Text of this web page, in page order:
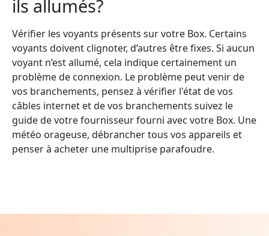
ils allumés?
Vérifier les voyants présents sur votre Box. Certains
voyants doivent clignoter, d’autres être fixes. Si aucun
voyant n’est allumé, cela indique certainement un
problème de connexion. Le problème peut venir de
vos branchements, pensez à vérifier l'état de vos
câbles internet et de vos branchements suivez le
guide de votre fournisseur fourni avec votre Box. Une
météo orageuse, débrancher tous vos appareils et
penser à acheter une multiprise parafoudre.